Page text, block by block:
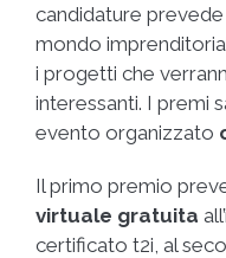
candidature
mondo
i progetti che
interessanti. I premi
evento organizzato
Il primo premio
virtuale gratuita
certificato t2i, al